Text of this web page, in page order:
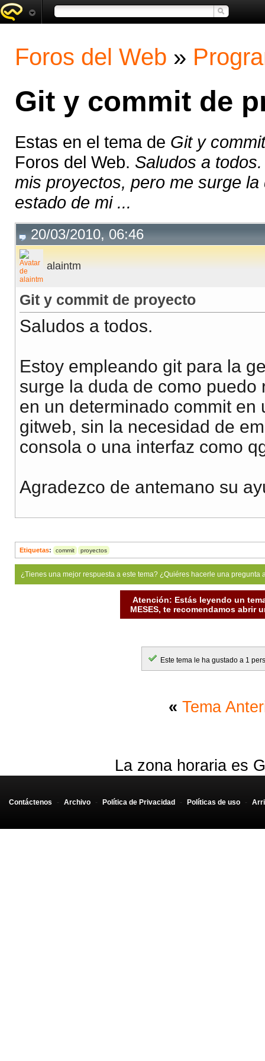
Foros del Web »
Git y commit de
Estas en el tema de Git y
Foros del Web. Saludos a
mis proyectos, pero me surge
estado de mi ...
20/03/2010, 06:46
alaintm
Git y commit de proyecto
Saludos a todos.
Estoy empleando git para la
surge la duda de como
en un determinado commit en
gitweb, sin la necesidad de
consola o una interfaz como
Agradezco de antemano su
Etiquetas: commit proyectos
¿Tienes una mejor respuesta a este tema? ¿Quiéres hacerle una
Atención: Estás leyendo un
MESES, te recomendamos abrir
Este tema le ha gustado a 1
« Tema
La zona horaria es
Contáctenos - Archivo - Política de Privacidad - Políticas de uso -